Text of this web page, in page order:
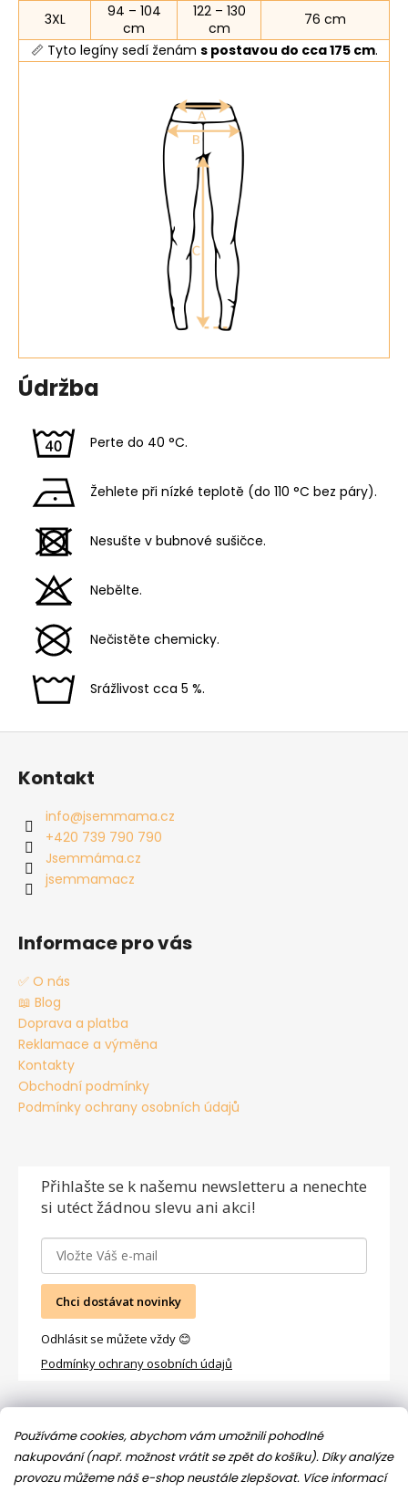
Používáme cookies, abychom vám umožnili pohodlné
nakupování (např. možnost vrátit se zpět do košíku). Díky analýze
provozu můžeme náš e-shop neustále zlepšovat. Více informací
3XL
94 – 104
cm
122 – 130
cm
76 cm
📏 Tyto legíny sedí ženám s postavou do cca 175 cm.
Údržba
Perte do 40 °C.
Žehlete při nízké teplotě (do 110 °C bez páry).
Nesušte v bubnové sušičce.
Nebělte.
Nečistěte chemicky.
Srážlivost cca 5 %.
Kontakt
info@jsemmama.cz
+420 739 790 790
Jsemmáma.cz
jsemmamacz
Informace pro vás
✅ O nás
📖 Blog
Doprava a platba
Reklamace a výměna
Kontakty
Obchodní podmínky
Podmínky ochrany osobních údajů
Přihlašte se k našemu newsletteru a nenechte
si utéct žádnou slevu ani akci!
Chci dostávat novinky
Odhlásit se můžete vždy 😊
Podmínky ochrany osobních údajů
Facebook